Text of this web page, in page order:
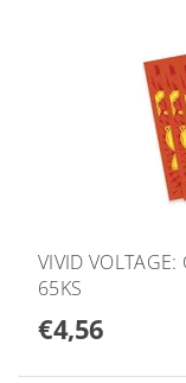
VIVID
65KS
€4,56